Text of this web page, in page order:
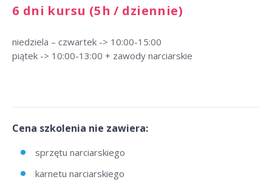
6 dni kursu (5h / dziennie)
niedziela – czwartek -> 10:00-15:00
piątek -> 10:00-13:00 + zawody narciarskie
Cena szkolenia nie zawiera:
sprzętu narciarskiego
karnetu narciarskiego